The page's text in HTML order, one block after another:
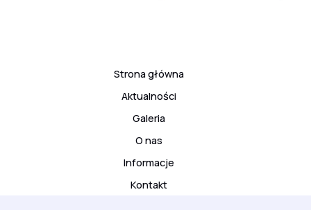
Strona główna
Aktualności
Galeria
O nas
Informacje
Kontakt